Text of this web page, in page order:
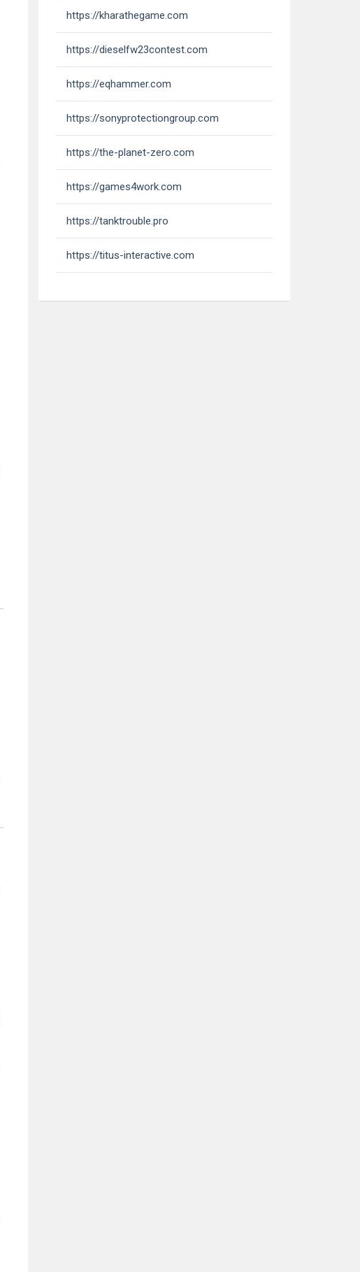
https://kharathegame.com
https://dieselfw23contest.com
https://eqhammer.com
https://sonyprotectiongroup.com
https://the-planet-zero.com
https://games4work.com
https://tanktrouble.pro
https://titus-interactive.com